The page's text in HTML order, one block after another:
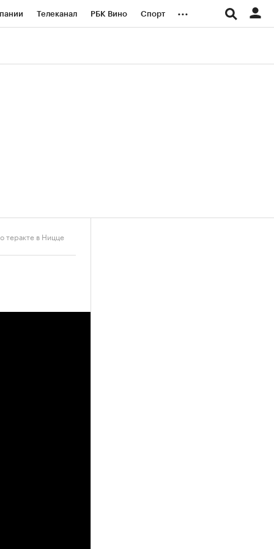
Телеканал РБК Вино Спорт ...
теракте в Ницце